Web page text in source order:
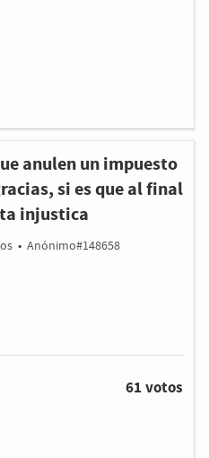
anulen un impuesto
si es que al final
injustica
• Anónimo#148658
61 votos